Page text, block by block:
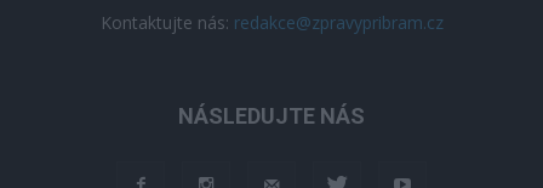
Kontaktujte nás: redakce@zpravypribram.cz
NÁSLEDUJTE NÁS